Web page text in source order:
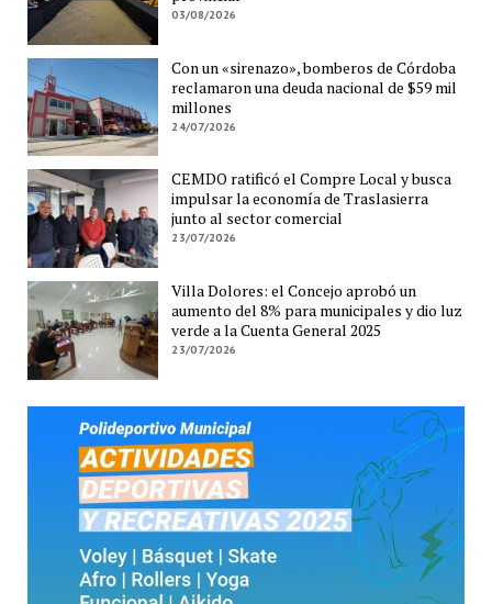
03/08/2026
Con un «sirenazo», bomberos de Córdoba
reclamaron una deuda nacional de $59 mil
millones
24/07/2026
CEMDO ratificó el Compre Local y busca
impulsar la economía de Traslasierra
junto al sector comercial
23/07/2026
Villa Dolores: el Concejo aprobó un
aumento del 8% para municipales y dio luz
verde a la Cuenta General 2025
23/07/2026